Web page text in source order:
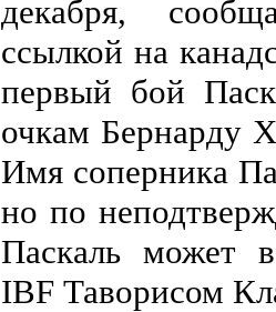
декабря,
ссылкой на
первый бой
очкам Бернарду
Имя соперника
но по
Паскаль может
IBF Таворисом